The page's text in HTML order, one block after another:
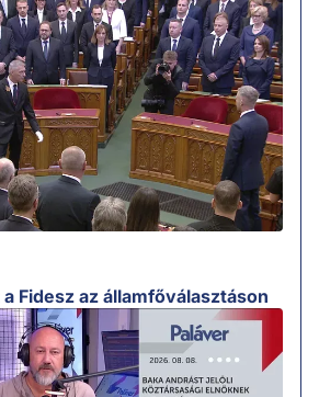
Fidesz az államfőválasztáson